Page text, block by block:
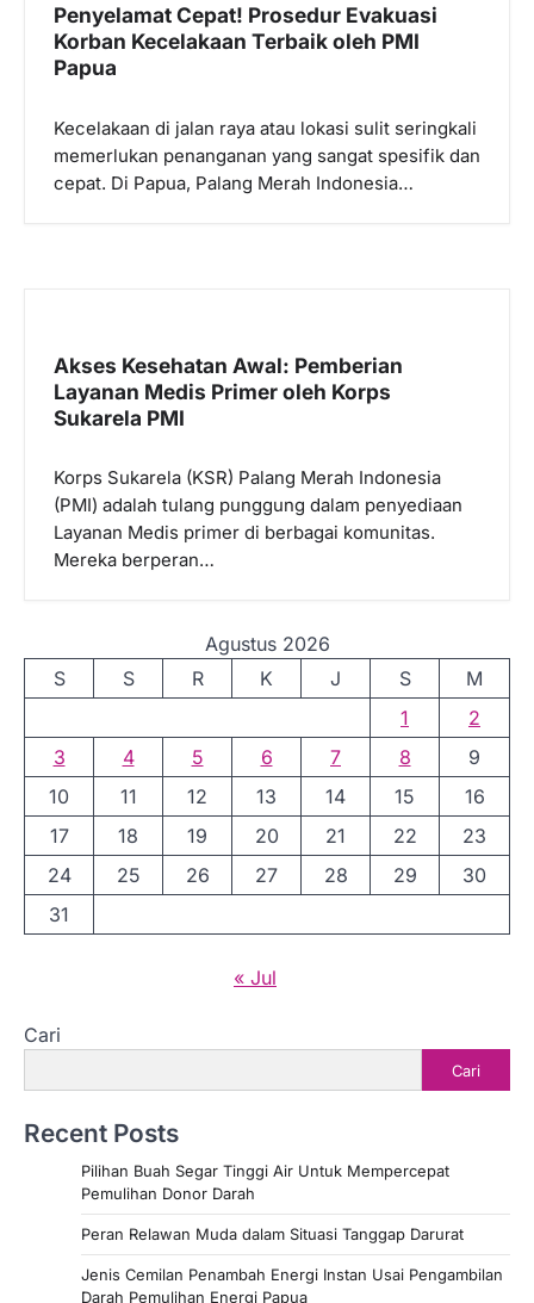
Penyelamat Cepat! Prosedur Evakuasi
Korban Kecelakaan Terbaik oleh PMI
Papua
Kecelakaan di jalan raya atau lokasi sulit seringkali
memerlukan penanganan yang sangat spesifik dan
cepat. Di Papua, Palang Merah Indonesia…
Akses Kesehatan Awal: Pemberian
Layanan Medis Primer oleh Korps
Sukarela PMI
Korps Sukarela (KSR) Palang Merah Indonesia
(PMI) adalah tulang punggung dalam penyediaan
Layanan Medis primer di berbagai komunitas.
Mereka berperan…
Agustus 2026
S
S R K J S
M
1
2
3
4 5 6 7 8
9
10
11 12 13 14 15
16
17
18 19 20 21 22
23
24
25 26 27 28 29
30
31
« Jul
Cari
Cari
Recent Posts
Pilihan Buah Segar Tinggi Air Untuk Mempercepat
Pemulihan Donor Darah
Peran Relawan Muda dalam Situasi Tanggap Darurat
Jenis Cemilan Penambah Energi Instan Usai Pengambilan
Darah Pemulihan Energi Papua